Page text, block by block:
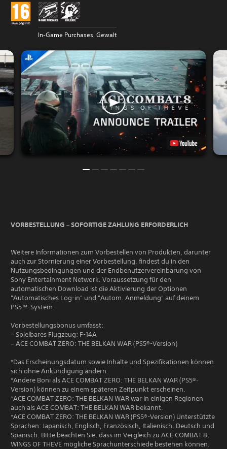
In-Game Purchases, Gewalt
VORBESTELLUNG – SOFORTIGE ZAHLUNG ERFORDERLICH
Weitere Informationen zum Vorbestellen von Produkten, darunter
auch zur Stornierung einer Vorbestellung, findest du in den
Nutzungsbedingungen und der Endbenutzervereinbarung von
Sony Entertainment Network. Voraussetzung für den
automatischen Download ist die Aktivierung der Optionen
"Automatisches Log-in" und "Autom. Anmeldung" auf deinem
PS5™-System.
Vorbestellungsbonus umfasst:
– Spielbares Flugzeug: F-14A
– ACE COMBAT ZERO: THE BELKAN WAR (PS5®-Version)
*Das Erscheinungsdatum sowie Inhalte und Spezifikationen können
sich ohne Ankündigung ändern.
*Andere Boni als ACE COMBAT ZERO: THE BELKAN WAR (PS5®-
Version) können zu einem späteren Zeitpunkt erscheinen.
*ACE COMBAT ZERO: THE BELKAN WAR war in einigen Regionen
auch als ACE COMBAT: THE BELKAN WAR bekannt.
*ACE COMBAT ZERO: THE BELKAN WAR (PS5®-Version) Unterstützte
Sprachen: Japanisch, Englisch, Französisch, Italienisch, Deutsch und
Spanisch. Bitte beachten Sie, dass im Vergleich zu ACE COMBAT 8:
WINGS OF THEVE mögliche Sprachunterschiede bestehen können.